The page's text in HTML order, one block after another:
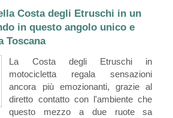
Costa degli Etruschi in un
in questo angolo unico e
Toscana
La Costa degli Etruschi in
motocicletta regala sensazioni
ancora più emozionanti, grazie al
diretto contatto con l'ambiente che
questo mezzo a due ruote sa